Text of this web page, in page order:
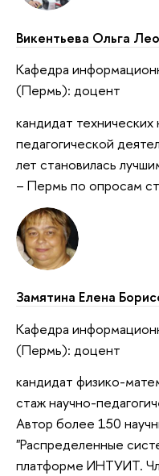
Викентьева Ольга
Кафедра
(Пермь): доцент
кандидат технических
педагогической
лет становилась
– Пермь по опросам
Замятина Елена
Кафедра
(Пермь): доцент
кандидат физико-
стаж научно-
Автор более 150
"Распределенные
платформе ИНТУИТ.